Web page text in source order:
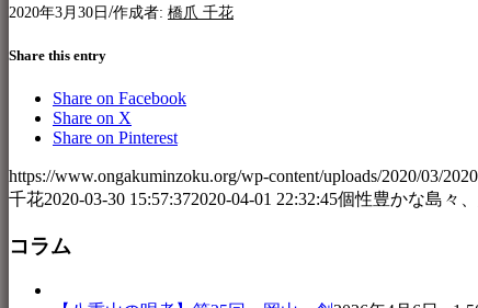
2020年3月30日/作成者: 橋爪 千花
Share this entry
Share on Facebook
Share on X
Share on Pinterest
https://www.ongakuminzoku.org/wp-content/uploads/2020/03/
千花2020-03-30 15:57:372020-04-01 22:32:45個性豊かな島々、
コラム